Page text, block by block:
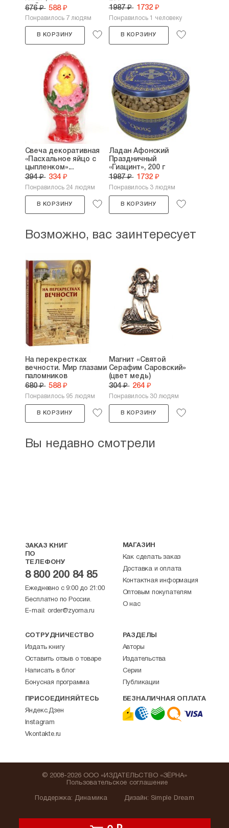
добавлением...
676 ₽ 588 ₽
Понравилось 7 людям
В КОРЗИНУ
1987 ₽ 1732 ₽
Понравилось 1 человеку
В КОРЗИНУ
Свеча декоративная
«Пасхальное яйцо с
цыпленком»...
394 ₽ 334 ₽
Понравилось 24 людям
В КОРЗИНУ
Ладан Афонский
Праздничный
«Гиацинт», 200 г
1987 ₽ 1732 ₽
Понравилось 3 людям
В КОРЗИНУ
Возможно, вас заинтересует
На перекрестках
вечности. Мир глазами
паломников
680 ₽ 588 ₽
Понравилось 95 людям
В КОРЗИНУ
Магнит «Святой
Серафим Саровский»
(цвет медь)
304 ₽ 264 ₽
Понравилось 30 людям
В КОРЗИНУ
Вы недавно смотрели
ЗАКАЗ КНИГ
ПО
ТЕЛЕФОНУ
8 800 200 84 85
Ежедневно с 9:00 до 21:00
Бесплатно по России.
E-mail: order@zyorna.ru
МАГАЗИН
Как сделать заказ
Доставка и оплата
Контактная информация
Оптовым покупателям
О нас
СОТРУДНИЧЕСТВО
Издать книгу
Оставить отзыв о товаре
Написать в блог
Бонусная программа
РАЗДЕЛЫ
Авторы
Издательства
Серии
Публикации
ПРИСОЕДИНЯЙТЕСЬ
Яндекс.Дзен
Instagram
Vkontakte.ru
БЕЗНАЛИЧНАЯ ОПЛАТА
Поддержка: Динамика
© 2008-2026 ООО «ИЗДАТЕЛЬСТВО «ЗЁРНА»
Пользовательское соглашение
Дизайн: Simple Dream